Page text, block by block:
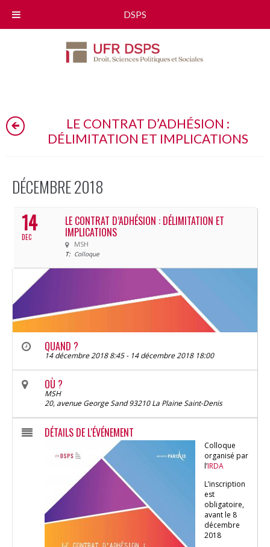
LE CONTRAT D’ADHÉSION :
DÉLIMITATION ET IMPLICATIONS
DÉCEMBRE 2018
14
DEC
LE CONTRAT D’ADHÉSION : DÉLIMITATION ET
IMPLICATIONS
MSH
T: Colloque
QUAND ?
14 décembre 2018 8:45 - 14 décembre 2018 18:00
OÙ ?
MSH
20, avenue George Sand 93210 La Plaine Saint-Denis
DÉTAILS DE L'ÉVÉNEMENT
Colloque
organisé par
l’IRDA
L’inscription
est
obligatoire,
avant le 8
décembre
2018
DSPS